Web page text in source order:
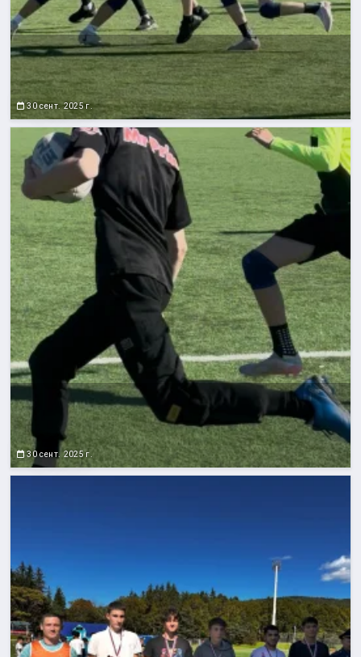
30 сент. 2025 г.
30 сент. 2025 г.